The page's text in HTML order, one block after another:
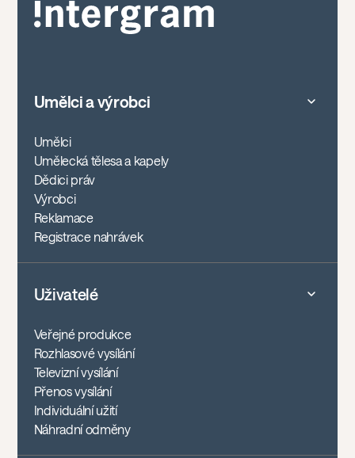
Umělci a výrobci
Umělci
Umělecká tělesa a kapely
Dědici práv
Výrobci
Reklamace
Registrace nahrávek
Uživatelé
Veřejné produkce
Rozhlasové vysílání
Televizní vysílání
Přenos vysílání
Individuální užití
Náhradní odměny